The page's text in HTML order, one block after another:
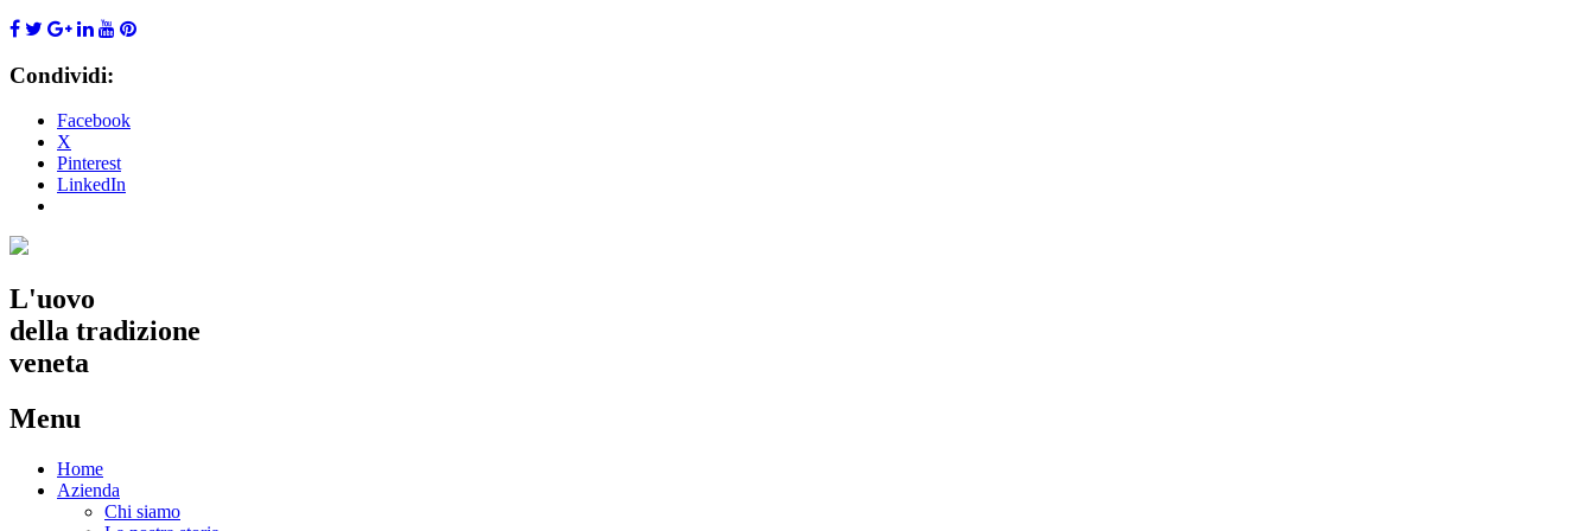
Condividi:
Facebook
X
Pinterest
LinkedIn
L'uovo
della tradizione
veneta
Menu
Skip
Home
Azienda
Chi siamo